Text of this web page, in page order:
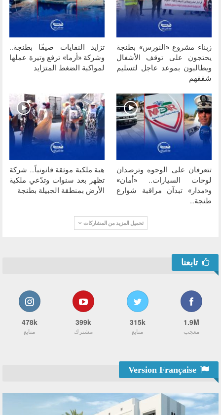
زبناء مشروع «النورس» بطنجة
يحتجون على توقف الأشغال
ويطالبون بموعد عاجل لتسليم
شققهم
تزايد النفايات صيفًا بطنجة..
وشركة «أرما» ترفع وتيرة عملها
لمواكبة الضغط المتزايد
تتعرفان على الوجوه وترصدان
لوحات السيارات.. «أمان»
و«مدار» تبدآن مراقبة شوارع
طنجة…
هبة ملكية موثقة قانونياً… شركة
تظهر بعد سنوات وتدّعي ملكية
الأرض بمنطقة الجبيلة بطنجة
تحميل المزيد من المشاركات
تابعنا
1.9M
معجب
315k
متابع
399k
مشترك
478k
متابع